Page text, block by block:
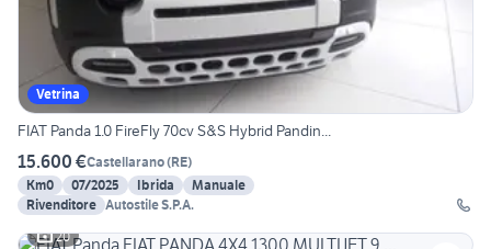
Vetrina
FIAT Panda 1.0 FireFly 70cv S&S Hybrid Pandin...
15.600 €Castellarano(RE)
Km0
07/2025 Ibrida
Manuale
Rivenditore Autostile S.P.A.
20